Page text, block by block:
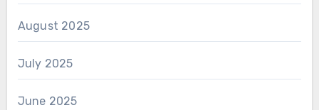
August 2025
July 2025
June 2025